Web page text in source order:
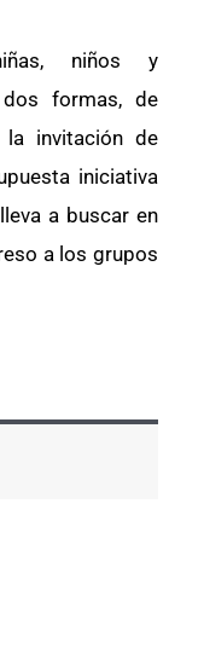
niños y
formas, de
la invitación de
iniciativa
a buscar en
a los grupos